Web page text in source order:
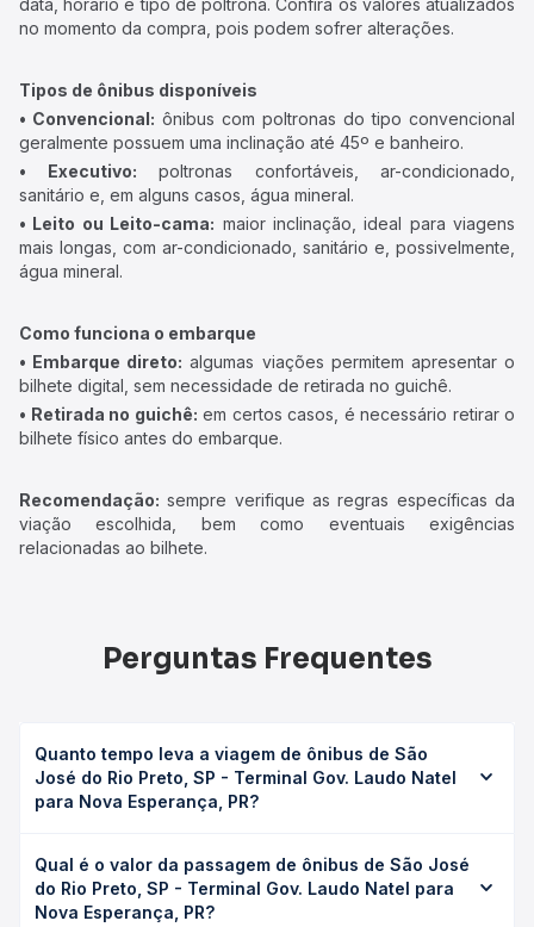
data, horário e tipo de poltrona. Confira os valores atualizados
no momento da compra, pois podem sofrer alterações.
Tipos de ônibus disponíveis
• Convencional: ônibus com poltronas do tipo convencional
geralmente possuem uma inclinação até 45º e banheiro.
• Executivo: poltronas confortáveis, ar-condicionado,
sanitário e, em alguns casos, água mineral.
• Leito ou Leito-cama: maior inclinação, ideal para viagens
mais longas, com ar-condicionado, sanitário e, possivelmente,
água mineral.
Como funciona o embarque
• Embarque direto: algumas viações permitem apresentar o
bilhete digital, sem necessidade de retirada no guichê.
• Retirada no guichê: em certos casos, é necessário retirar o
bilhete físico antes do embarque.
Recomendação: sempre verifique as regras específicas da
viação escolhida, bem como eventuais exigências
relacionadas ao bilhete.
Perguntas Frequentes
Quanto tempo leva a viagem de ônibus de São
José do Rio Preto, SP - Terminal Gov. Laudo Natel
para Nova Esperança, PR?
Terminal Gov. Laudo Natel para Nova Esperança, PR leva
em média 13h 25min, podendo variar conforme a viação, o
tipo de serviço (convencional, executivo ou leito) e as
Qual é o valor da passagem de ônibus de São José
do Rio Preto, SP - Terminal Gov. Laudo Natel para
Nova Esperança, PR?